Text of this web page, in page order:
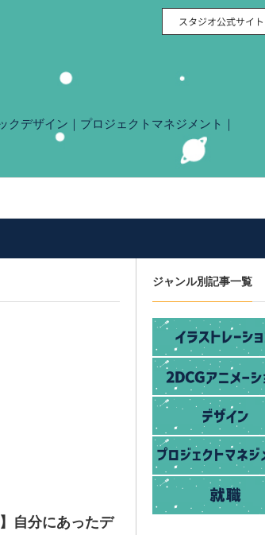
スタジオ公式サイ
デザイン｜プロジェクトマネジメント｜
自分にあったデ
ジャンル別記事一覧